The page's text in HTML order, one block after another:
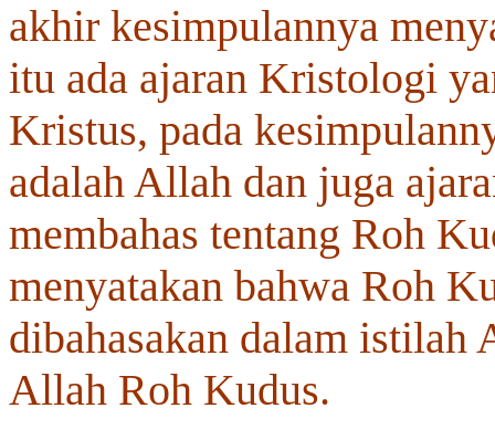
akhir kesimpulannya
itu ada ajaran Kristologi
Kristus, pada
adalah Allah dan juga
membahas tentang Roh
menyatakan bahwa Roh
dibahasakan dalam istilah
Allah Roh Kudus.